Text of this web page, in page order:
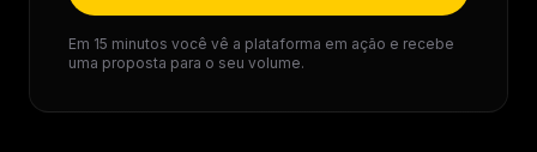
Em 15 minutos você vê a plataforma em ação e recebe
uma proposta para o seu volume.